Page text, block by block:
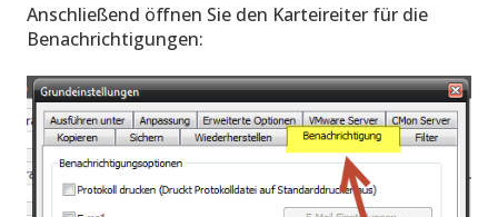
Anschließend öffnen Sie den Karteireiter für die
Benachrichtigungen: